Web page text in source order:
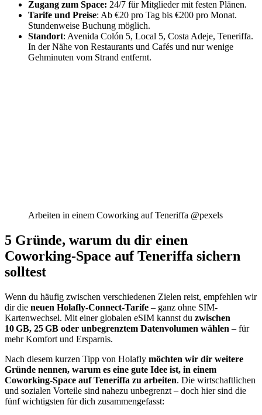
Zugang zum Space: 24/7 für Mitglieder mit festen Plänen.
Tarife und Preise: Ab €20 pro Tag bis €200 pro Monat.
Stundenweise Buchung möglich.
Standort: Avenida Colón 5, Local 5, Costa Adeje, Teneriffa.
In der Nähe von Restaurants und Cafés und nur wenige
Gehminuten vom Strand entfernt.
Arbeiten in einem Coworking auf Teneriffa @pexels
5 Gründe, warum du dir einen
Coworking-Space auf Teneriffa sichern
solltest
Wenn du häufig zwischen verschiedenen Zielen reist, empfehlen wir
dir die neuen Holafly-Connect-Tarife – ganz ohne SIM-
Kartenwechsel. Mit einer globalen eSIM kannst du zwischen
10 GB, 25 GB oder unbegrenztem Datenvolumen wählen – für
mehr Komfort und Ersparnis.
Nach diesem kurzen Tipp von Holafly möchten wir dir weitere
Gründe nennen, warum es eine gute Idee ist, in einem
Coworking-Space auf Teneriffa zu arbeiten. Die wirtschaftlichen
und sozialen Vorteile sind nahezu unbegrenzt – doch hier sind die
fünf wichtigsten für dich zusammengefasst: